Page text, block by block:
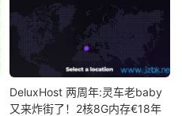
DeluxHost 两周年:灵车老baby
又来炸街了！2核8G内存€18年